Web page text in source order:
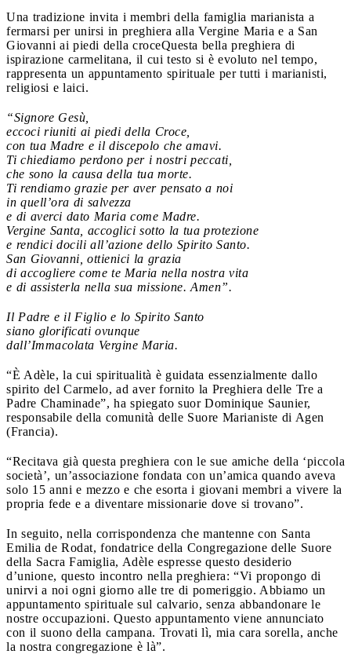
Una tradizione invita i membri della famiglia marianista a
fermarsi per unirsi in preghiera alla Vergine Maria e a San
Giovanni ai piedi della croceQuesta bella preghiera di
ispirazione carmelitana, il cui testo si è evoluto nel tempo,
rappresenta un appuntamento spirituale per tutti i marianisti,
religiosi e laici.
“Signore Gesù,
eccoci riuniti ai piedi della Croce,
con tua Madre e il discepolo che amavi.
Ti chiediamo perdono per i nostri peccati,
che sono la causa della tua morte.
Ti rendiamo grazie per aver pensato a noi
in quell’ora di salvezza
e di averci dato Maria come Madre.
Vergine Santa, accoglici sotto la tua protezione
e rendici docili all’azione dello Spirito Santo.
San Giovanni, ottienici la grazia
di accogliere come te Maria nella nostra vita
e di assisterla nella sua missione. Amen”.
Il Padre e il Figlio e lo Spirito Santo
siano glorificati ovunque
dall’Immacolata Vergine Maria.
“È Adèle, la cui spiritualità è guidata essenzialmente dallo
spirito del Carmelo, ad aver fornito la Preghiera delle Tre a
Padre Chaminade”, ha spiegato suor Dominique Saunier,
responsabile della comunità delle Suore Marianiste di Agen
(Francia).
“Recitava già questa preghiera con le sue amiche della ‘piccola
società’, un’associazione fondata con un’amica quando aveva
solo 15 anni e mezzo e che esorta i giovani membri a vivere la
propria fede e a diventare missionarie dove si trovano”.
In seguito, nella corrispondenza che mantenne con Santa
Emilia de Rodat, fondatrice della Congregazione delle Suore
della Sacra Famiglia, Adèle espresse questo desiderio
d’unione, questo incontro nella preghiera: “Vi propongo di
unirvi a noi ogni giorno alle tre di pomeriggio. Abbiamo un
appuntamento spirituale sul calvario, senza abbandonare le
nostre occupazioni. Questo appuntamento viene annunciato
con il suono della campana. Trovati lì, mia cara sorella, anche
la nostra congregazione è là”.